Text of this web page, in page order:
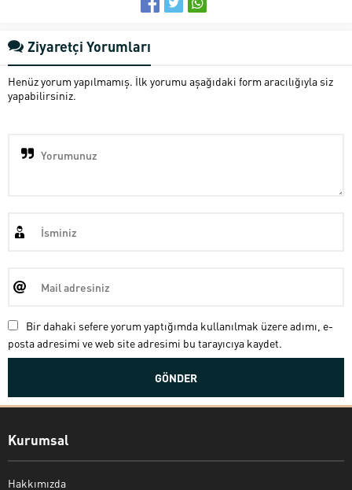
Ziyaretçi Yorumları
Henüz yorum yapılmamış. İlk yorumu aşağıdaki form aracılığıyla siz
yapabilirsiniz.
Bir dahaki sefere yorum yaptığımda kullanılmak üzere adımı, e-
posta adresimi ve web site adresimi bu tarayıcıya kaydet.
Kurumsal
Hakkımızda